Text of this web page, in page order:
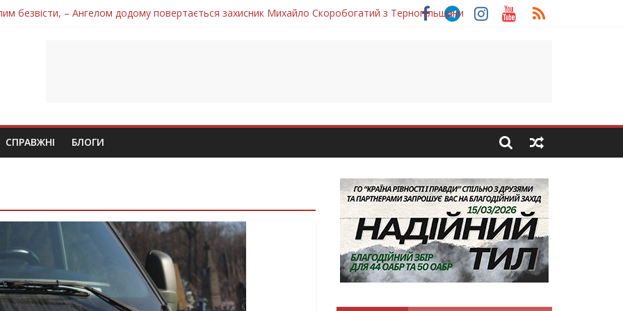
безвісти, – Ангелом додому повертається захисник Михайло Скоробогатий з Тернопільщини
захисника Володимира Вельму
Петро Федів повертається до рідного дому «на щиті»
втратила захисника Володимира Дичку
СПРАВЖНІ БЛОГИ